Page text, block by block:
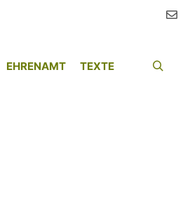
EHRENAMT TEXTE